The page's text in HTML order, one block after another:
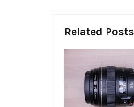
Related Posts